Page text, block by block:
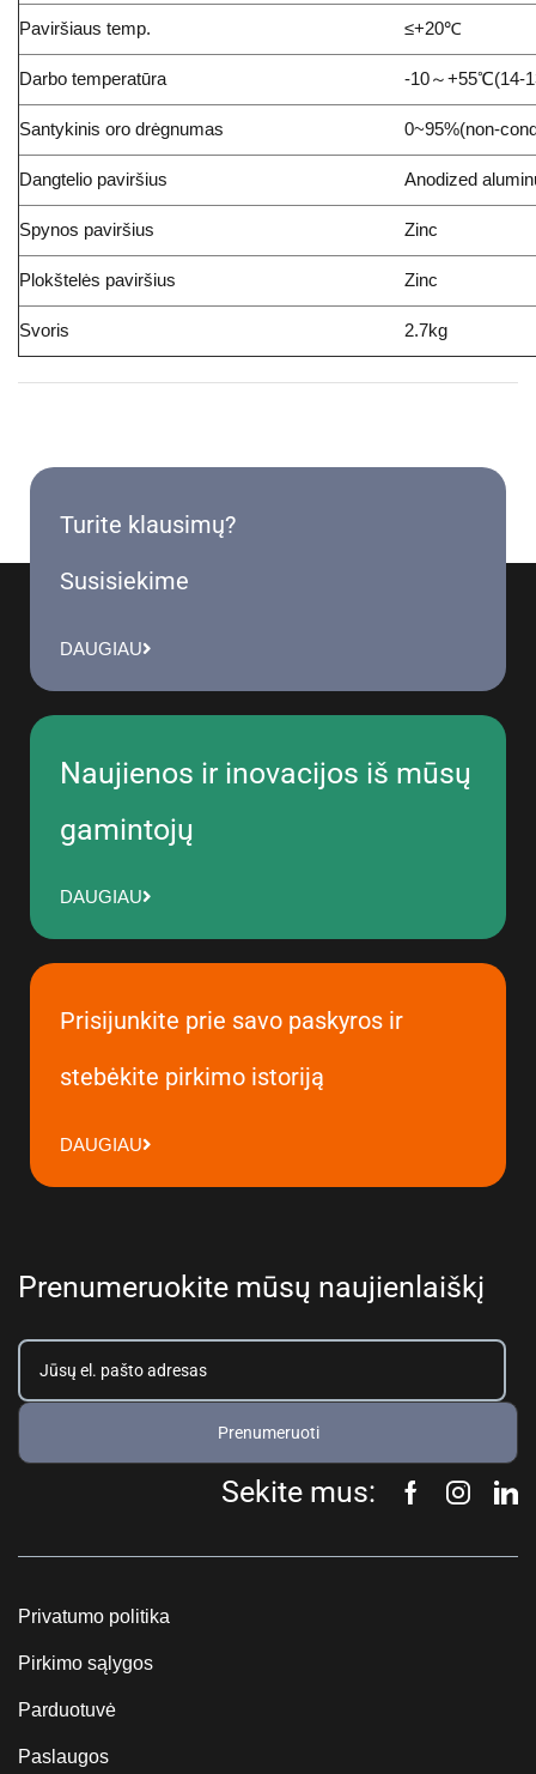
Paviršiaus temp. ≤+20℃
Darbo temperatūra -10～+55℃(14-
Santykinis oro drėgnumas 0~95%(non-
Dangtelio paviršius Anodized
Spynos paviršius Zinc
Plokštelės paviršius Zinc
Svoris 2.7kg
Turite klausimų?
Susisiekime
DAUGIAU
Naujienos ir inovacijos iš mūsų
gamintojų
DAUGIAU
Prisijunkite prie savo paskyros ir
stebėkite pirkimo istoriją
DAUGIAU
Prenumeruokite mūsų naujienlaiškį
Prenumeruoti
Sekite mus:
Privatumo politika
Pirkimo sąlygos
Parduotuvė
Paslaugos